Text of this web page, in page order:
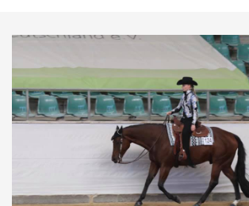
EWU NEWS
TERMINE
KURSÜBERSICHT 2026 – EWU BERLIN-
BRANDENBURG
WESTERNREITER ONLINE